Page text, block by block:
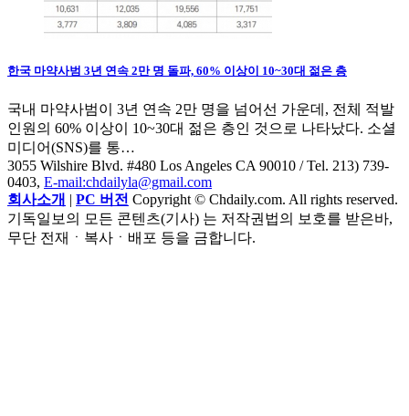
한국 마약사범 3년 연속 2만 명 돌파, 60% 이상이 10~30대 젊은 층
국내 마약사범이 3년 연속 2만 명을 넘어선 가운데, 전체 적발
인원의 60% 이상이 10~30대 젊은 층인 것으로 나타났다. 소셜
미디어(SNS)를 통…
3055 Wilshire Blvd. #480 Los Angeles CA 90010 / Tel. 213) 739-
0403, E-mail:chdailyla@gmail.com
회사소개 | PC 버전 Copyright © Chdaily.com. All rights reserved.
기독일보의 모든 콘텐츠(기사) 는 저작권법의 보호를 받은바,
무단 전재ㆍ복사ㆍ배포 등을 금합니다.